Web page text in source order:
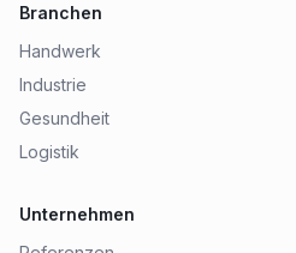
Branchen
Handwerk
Industrie
Gesundheit
Logistik
Unternehmen